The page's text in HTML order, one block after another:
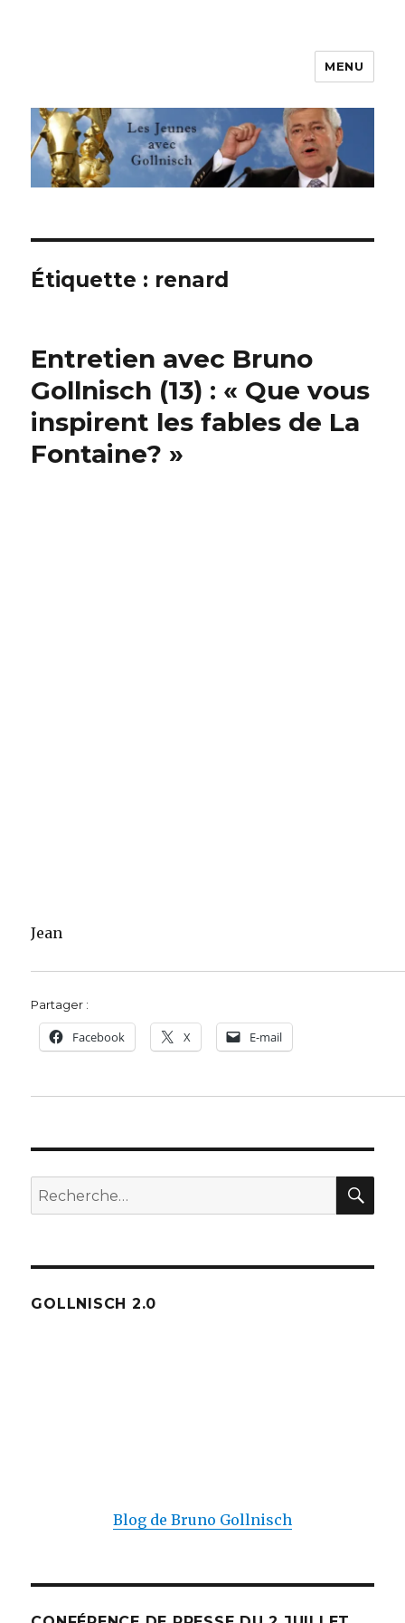
Les jeunes avec Gollnisch
MENU
Étiquette : renard
Entretien avec Bruno
Gollnisch (13) : « Que vous
inspirent les fables de La
Fontaine? »
Jean
Partager :
Facebook X E-mail
Recherche
pour :
GOLLNISCH 2.0
Blog de Bruno Gollnisch